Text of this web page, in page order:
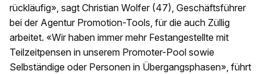
rückläufig», sagt Christian Wolfer (47), Geschäftsführer
bei der Agentur Promotion-Tools, für die auch Züllig
arbeitet. «Wir haben immer mehr Festangestellte mit
Teilzeitpensen in unserem Promoter-Pool sowie
Selbständige oder Personen in Übergangsphasen», führt